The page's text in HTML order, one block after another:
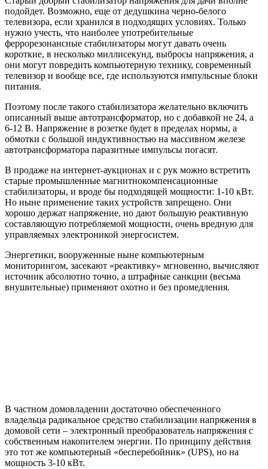
подойдет. Возможно, еще от дедушкина черно-белого
телевизора, если хранился в подходящих условиях. Только
нужно учесть, что наиболее употребительные
феррорезонансные стабилизаторы могут давать очень
короткие, в несколько миллисекунд, выбросы напряжения, а
они могут повредить компьютерную технику, современный
телевизор и вообще все, где используются импульсные блоки
питания.
Поэтому после такого стабилизатора желательно включить
описанный выше автотрансформатор, но с добавкой не 24, а
6-12 В. Напряжение в розетке будет в пределах нормы, а
обмотки с большой индуктивностью на массивном железе
автотрансформатора паразитные импульсы погасят.
В продаже на интернет-аукционах и с рук можно встретить
старые промышленные магнитнокомпенсационные
стабилизаторы, и вроде бы подходящей мощности: 1-10 кВт.
Но ныне применение таких устройств запрещено. Они
хорошо держат напряжение, но дают большую реактивную
составляющую потребляемой мощности, очень вредную для
управляемых электроникой энергосистем.
Энергетики, вооруженные ныне компьютерным
мониторингом, засекают «реактивку» мгновенно, вычисляют
источник абсолютно точно, а штрафные санкции (весьма
внушительные) применяют охотно и без промедления.
В частном домовладении достаточно обеспеченного
владельца радикальное средство стабилизации напряжения в
домовой сети – электронный преобразователь напряжения с
собственным накопителем энергии. По принципу действия
это тот же компьютерный «бесперебойник» (UPS), но на
мощность 3-10 кВт.